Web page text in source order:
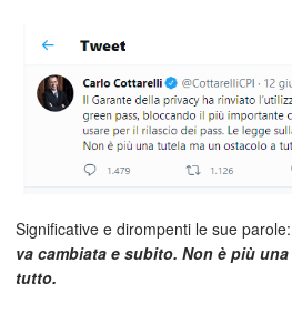
Significative e dirompenti le sue
va cambiata e subito. Non è più
tutto.